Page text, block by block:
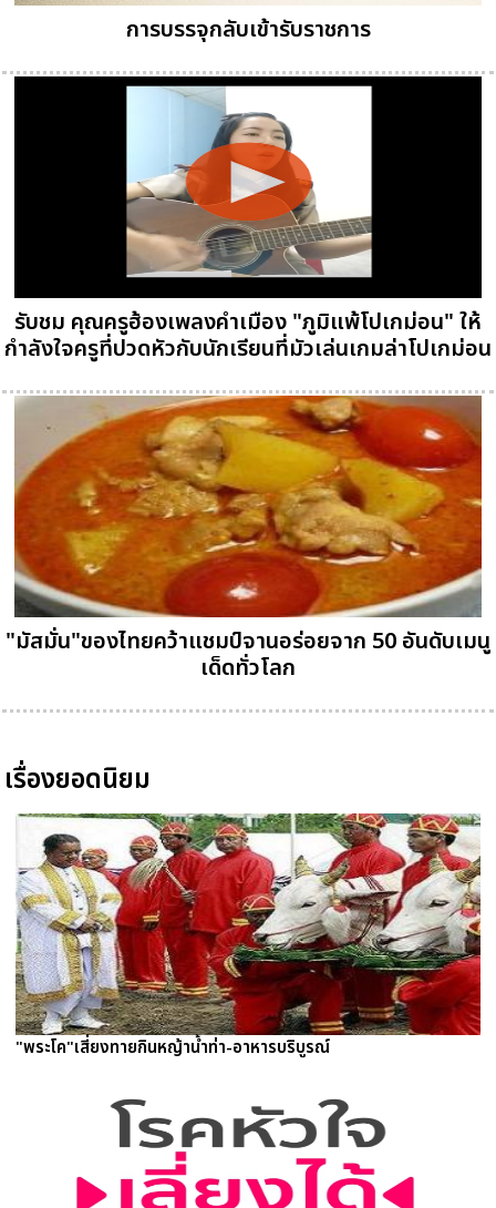
การบรรจุกลับเข้ารับราชการ
รับชม คุณครูฮ้องเพลงคำเมือง "ภูมิแพ้โปเกม่อน" ให้
กำลังใจครูที่ปวดหัวกับนักเรียนที่มัวเล่นเกมล่าโปเกม่อน
"มัสมั่น"ของไทยคว้าแชมป์จานอร่อยจาก 50 อันดับเมนู
เด็ดทั่วโลก
เรื่องยอดนิยม
"พระโค"เสี่ยงทายกินหญ้าน้ำท่า-อาหารบริบูรณ์